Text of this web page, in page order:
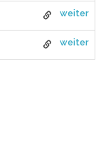
weiter
weiter